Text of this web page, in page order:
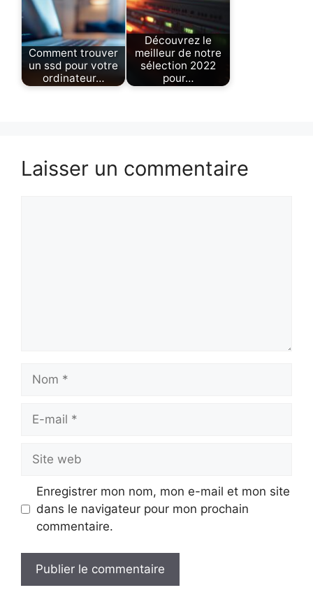
Comment trouver
un ssd pour votre
ordinateur…
Découvrez le
meilleur de notre
sélection 2022
pour…
Laisser un commentaire
mail
web
Enregistrer mon nom, mon e-mail et mon site
dans le navigateur pour mon prochain
commentaire.